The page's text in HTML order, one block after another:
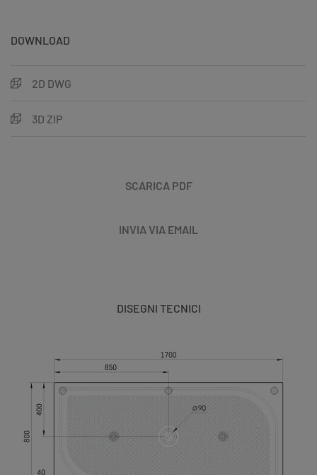
DOWNLOAD
2D DWG
3D ZIP
SCARICA PDF
INVIA VIA EMAIL
DISEGNI TECNICI